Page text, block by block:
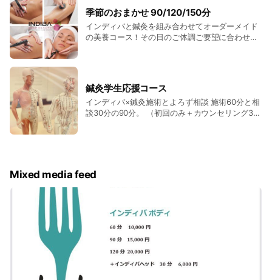
季節のおまかせ 90/120/150分
インディバと鍼灸を組み合わせてオーダーメイド
の美養コース！その日のご体調ご要望に合わせて
鍼灸学生応援コース
インディバ×鍼灸施術とよろず相談 施術60分と相
談30分の90分。 （初回のみ＋カウンセリング30
Mixed media feed